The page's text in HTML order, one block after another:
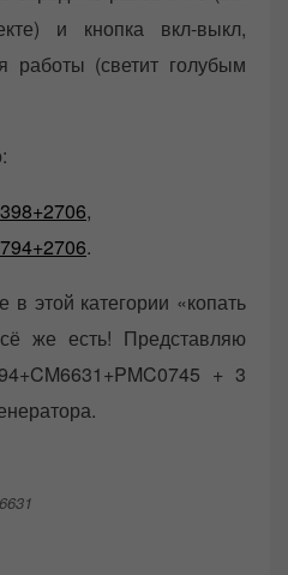
и кнопка вкл-выкл,
работы (светит голубым
,
.
этой категории «копать
же есть! Представляю
+ 3